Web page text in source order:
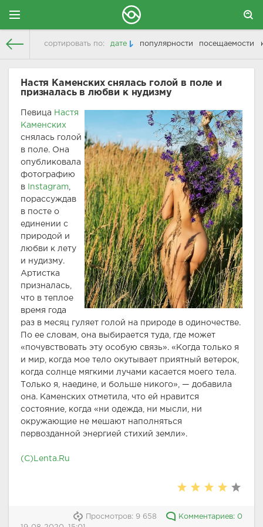
сортировать по: дате популярности посещаемости
Настя Каменских снялась голой в поле и
призналась в любви к нудизму
Певица Настя
Каменских
снялась голой
в поле. Она
опубликовала
фотографию
в
Instagram,
порассуждав
в посте о
единении с
природой и
любви к лету
и нудизму.
Артистка
призналась,
что в теплое
время года
раз в месяц гуляет голой на природе в одиночестве.
По ее словам, она выбирается туда, где может
«почувствовать эту особую связь». «Когда только я
и мир, когда мое тело окутывает приятный ветерок,
когда солнце мягкими лучами касается моего тела.
Только я, наедине, и больше никого», — добавила
она. Каменских отметила, что ей нравится
состояние, когда «ни одежда, ни мысли, ни
окружающие не мешают наполняться
первозданной энергией стихий земли».
(C)Lenta.Ru
Просмотров: 9 658
Комментариев: 0